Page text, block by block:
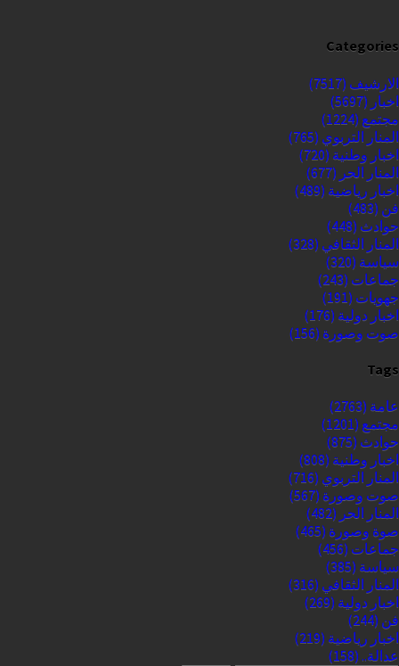
Categories
الارشيف (7517)
اخبار (5697)
مجتمع (1224)
المنار التربوي (765)
اخبار وطنية (720)
المنار الحر (677)
اخبار رياضية (489)
فن (483)
حوادث (448)
المنار الثقافي (328)
سياسة (320)
جماعات (243)
جهويات (191)
اخبار دولية (176)
صوت وصورة (156)
Tags
عامة (2763)
مجتمع (1201)
حوادث (875)
اخبار وطنية (808)
المنار التربوي (716)
صوت وصورة (567)
المنار الحر (482)
صوة وصورة (465)
جماعات (456)
سياسة (385)
المنار الثقافي (316)
اخبار دولية (269)
فن (244)
اخبار رياضية (219)
عدالة.. (158)